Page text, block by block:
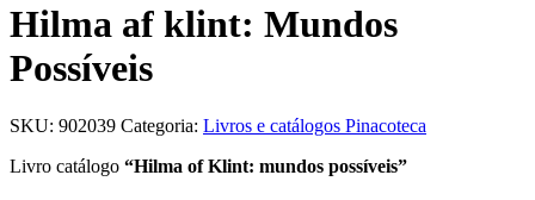
Hilma af klint: Mundos
Possíveis
SKU: 902039 Categoria: Livros e catálogos Pinacoteca
Livro catálogo “Hilma of Klint: mundos possíveis”